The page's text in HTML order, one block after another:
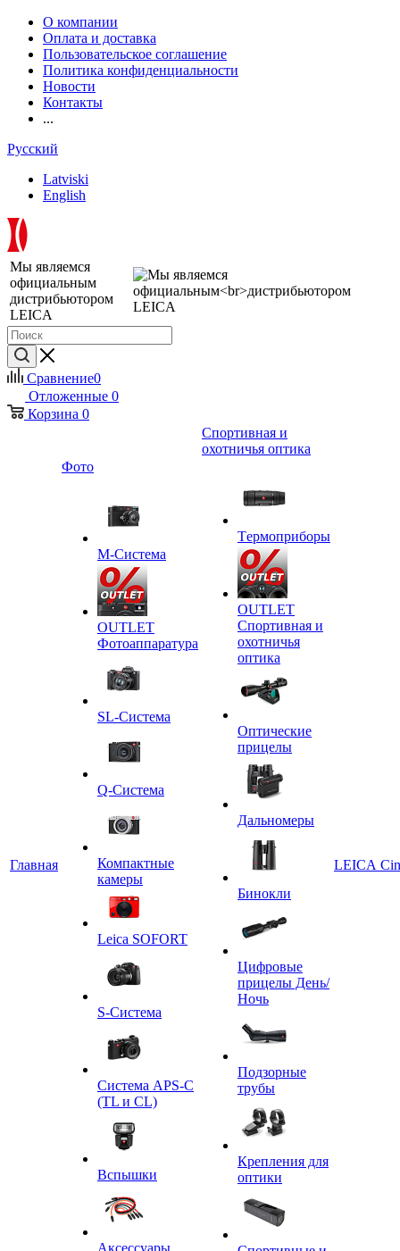
О компании
Оплата и доставка
Пользовательское соглашение
Политика конфиденциальности
Новости
Контакты
...
Русский
Latviski
English
Мы являемся
официальным
дистрибьютором
LEICA
Сравнение0
Отложенные 0
Корзина 0
Главная
Фото
M-Система
OUTLET
Фотоаппаратура
SL-Система
Q-Cистема
Компактные
камеры
Leica SOFORT
S-Система
Система APS-C
(TL и CL)
Вспышки
Аксессуары
Спортивная и
охотничья оптика
Tермоприборы
OUTLET
Спортивная и
охотничья
оптика
Оптические
прицелы
Дальномеры
Бинокли
Цифровые
прицелы День/
Ночь
Подзорные
трубы
Крепления для
оптики
LEICA